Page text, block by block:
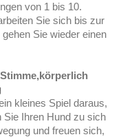
von 1 bis 10.
Sie sich bis zur
Sie wieder einen
kleines Spiel daraus,
Sie Ihren Hund zu sich
und freuen sich,